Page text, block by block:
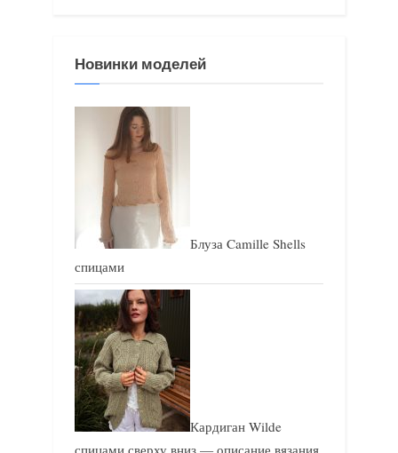
а
и
с
ь
Новинки моделей
Блуза Camille Shells
спицами
Кардиган Wilde